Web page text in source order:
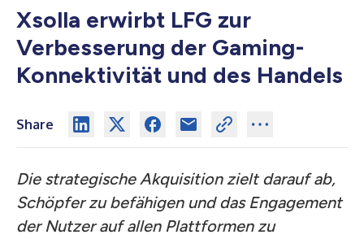
Xsolla erwirbt LFG zur
Verbesserung der Gaming-
Konnektivität und des Handels
Share
Die strategische Akquisition zielt darauf ab,
Schöpfer zu befähigen und das Engagement
der Nutzer auf allen Plattformen zu